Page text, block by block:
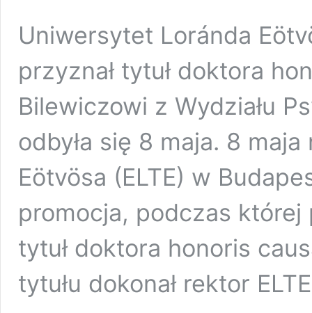
Uniwersytet Loránda
przyznał tytuł doktora
Bilewiczowi z Wydziału
odbyła się 8 maja. 8
Eötvösa (ELTE) w
promocja, podczas której
tytuł doktora honoris
tytułu dokonał rektor